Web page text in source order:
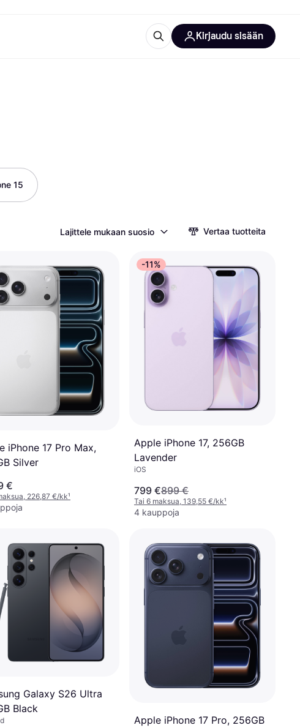
Kaikki kategoriat
Kirjaudu sisään
15
Lajittele mukaan suosio Vertaa tuotteita
iPhone 17 Pro Max,
Silver
€
226,87 €/kk¹
-11%
Apple iPhone 17, 256GB
Lavender
iOS
799 €899 €
Tai 6 maksua, 139,55 €/kk¹
4 kauppoja
Galaxy S26 Ultra
Black
Apple iPhone 17 Pro, 256GB